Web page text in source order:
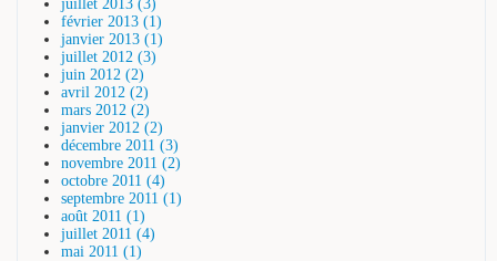
juillet 2013 (3)
février 2013 (1)
janvier 2013 (1)
juillet 2012 (3)
juin 2012 (2)
avril 2012 (2)
mars 2012 (2)
janvier 2012 (2)
décembre 2011 (3)
novembre 2011 (2)
octobre 2011 (4)
septembre 2011 (1)
août 2011 (1)
juillet 2011 (4)
mai 2011 (1)